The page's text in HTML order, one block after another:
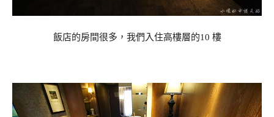
飯店的房間很多，我們入住高樓層的10 樓